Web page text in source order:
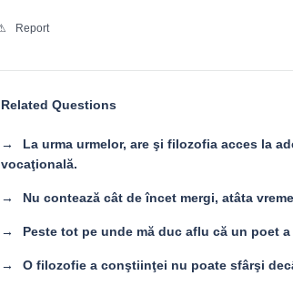
Report
Related Questions
La urma urmelor, are şi filozofia acces la
vocaţională.
Nu contează cât de încet mergi, atâta
Peste tot pe unde mă duc aflu că un poet
O filozofie a conştiinţei nu poate sfârşi